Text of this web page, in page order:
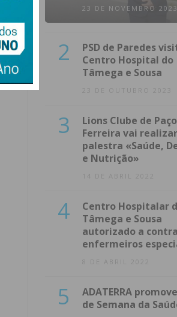
23 DE NOVEMBRO 2023
2
PSD de Paredes
Centro Hospital do
Tâmega e Sousa
23 DE OUTUBRO 2023
3
Lions Clube de
Ferreira vai realizar
palestra «Saúde,
e Nutrição»
14 DE ABRIL 2022
4
Centro Hospitalar
Tâmega e Sousa
autorizado a
enfermeiros
8 DE ABRIL 2022
5
ADATERRA
de Semana da